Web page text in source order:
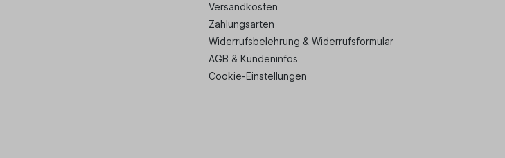
Versandkosten
Zahlungsarten
Widerrufsbelehrung & Widerrufsformular
AGB & Kundeninfos
Cookie-Einstellungen